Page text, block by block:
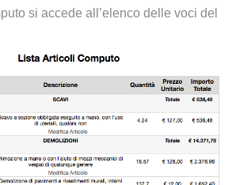
si accede all’elenco delle voci del